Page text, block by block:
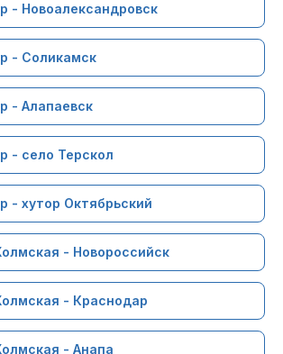
- Новоалександровск
- Соликамск
- Алапаевск
- село Терскол
- хутор Октябрьский
- Новороссийск
- Краснодар
- Анапа